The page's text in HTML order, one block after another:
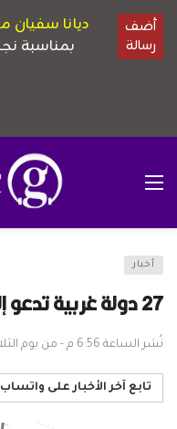
أخبار
27 دولة غربية تدعو إلى إنهاء الحرب في غزة فورا
نُشر الساعة 6:56 م - من يوم الثلاثاء 22 يوليو / تموز 2025
تابع آخر الأخبار على واتساب